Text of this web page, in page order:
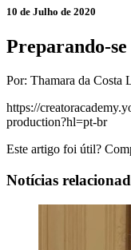
10 de Julho de 2020
Preparando-
Por: Thamara da Costa
https://
production?hl=pt-br
Este artigo foi útil?
Notícias